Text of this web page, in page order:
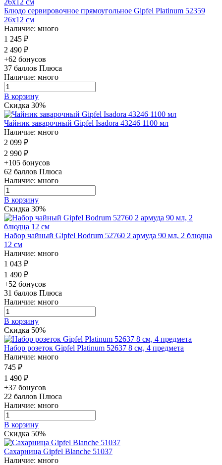
Блюдо сервировочное прямоугольное Gipfel Platinum 52359
26х12 см
Наличие: много
1 245 ₽
2 490 ₽
+62 бонусов
37 баллов Плюса
Наличие: много
В корзину
Скидка 30%
Чайник заварочный Gipfel Isadora 43246 1100 мл
Наличие: много
2 099 ₽
2 990 ₽
+105 бонусов
62 баллов Плюса
Наличие: много
В корзину
Скидка 30%
Набор чайный Gipfel Bodrum 52760 2 армуда 90 мл, 2 блюдца
12 см
Наличие: много
1 043 ₽
1 490 ₽
+52 бонусов
31 баллов Плюса
Наличие: много
В корзину
Скидка 50%
Набор розеток Gipfel Platinum 52637 8 см, 4 предмета
Наличие: много
745 ₽
1 490 ₽
+37 бонусов
22 баллов Плюса
Наличие: много
В корзину
Скидка 50%
Сахарница Gipfel Blanche 51037
Наличие: много